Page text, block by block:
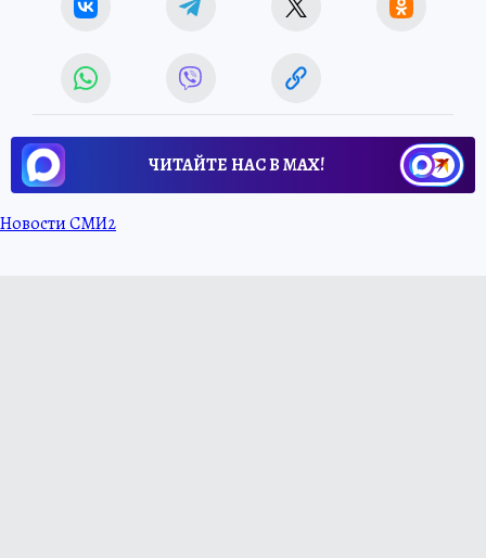
ЧИТАЙТЕ НАС В МАХ!
Новости СМИ2